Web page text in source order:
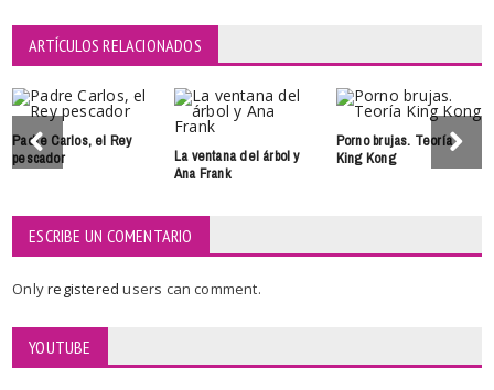
ARTÍCULOS RELACIONADOS
Padre Carlos, el Rey
pescador La ventana del árbol y
Ana Frank
Porno brujas. Teoría
King Kong
ESCRIBE UN COMENTARIO
Onlyregisteredusers can comment.
YOUTUBE